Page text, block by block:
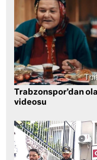
Trabzonspor’dan
videosu